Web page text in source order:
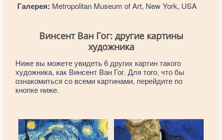
Галерея: Metropolitan Museum of Art, New York, USA
Винсент Ван Гог: другие картины
художника
Ниже вы можете увидеть 6 других картин такого
художника, как Винсент Ван Гог. Для того, что бы
ознакомиться со всеми картинами, перейдите по
кнопке ниже.